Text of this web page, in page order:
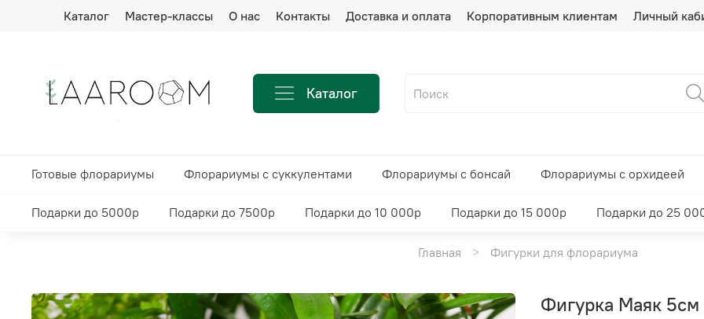
Каталог Мастер-классы О нас Контакты Доставка и оплата Корпоративным клиентам Личный
Каталог
Готовые флорариумы Флорариумы с суккулентами Флорариумы с бонсай Флорариумы с орхидеей
Подарки до 5000р Подарки до 7500р Подарки до 10 000р Подарки до 15 000р Подарки до 25
Главная Фигурки для флорариума
Фигурка Маяк 5см